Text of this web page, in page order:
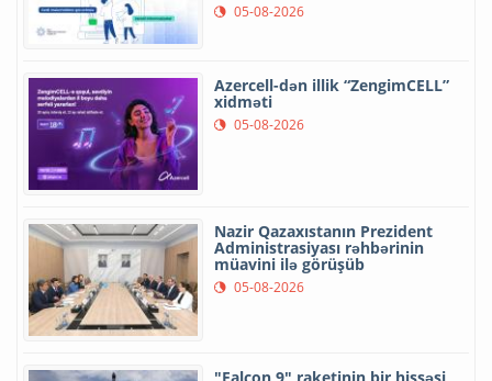
05-08-2026
Azercell-dən illik “ZengimCELL”
xidməti
05-08-2026
Nazir Qazaxıstanın Prezident
Administrasiyası rəhbərinin
müavini ilə görüşüb
05-08-2026
"Falcon 9" raketinin bir hissəsi